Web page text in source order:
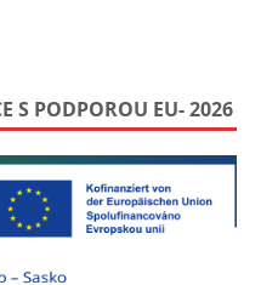
S PODPOROU EU- 2026